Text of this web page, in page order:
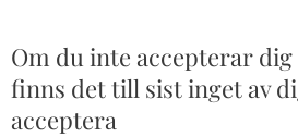
Om du inte accepterar dig
finns det till sist inget av
acceptera